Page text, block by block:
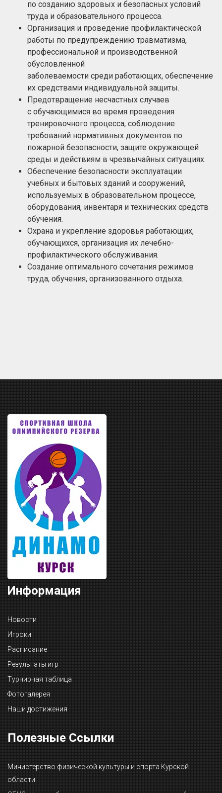
по созданию здоровых и безопасных условий
труда и образовательного процесса.
Организация и проведение профилактической
работы по предупреждению травматизма,
профессиональной и производственной
обусловленной
заболеваемости среди работающих, обеспечение
их средствами индивидуальной защиты.
Предотвращение несчастных случаев
с обучающимися во время проведения
тренировочного процесса, соблюдение
требований нормативных документов по
пожарной безопасности, защите окружающей
среды и действиям в чрезвычайных ситуациях.
Обеспечение безопасности эксплуатации
учебных и бытовых зданий и сооружений,
используемых в образовательном процессе,
оборудования, инвентаря и технических средств
обучения.
Охрана и укрепление здоровья работающих,
обучающихся, организация их лечебно-
профилактического обслуживания.
Создание оптимального сочетания режимов
труда, обучения, организованного отдыха.
Информация
Новости
Игроки
Расписание
Результаты игр
Турнирная таблица
Фотогалерея
Наши достижения
Полезные Ссылки
Министерство физической культуры и спорта Курской
области